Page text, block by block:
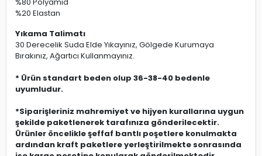
%80 Polyamid
%20 Elastan
Yıkama Talimatı
30 Derecelik Suda Elde Yıkayınız, Gölgede Kurumaya
Bırakınız, Ağartıcı Kullanmayınız.
* Ürün standart beden olup 36-38-40 bedenle
uyumludur.
*Siparişleriniz mahremiyet ve hijyen kurallarına uygun
şekilde paketlenerek tarafınıza gönderilecektir.
Ürünler öncelikle şeffaf bantlı poşetlere konulmakta
ardından kraft paketlere yerleştirilmekte sonrasında